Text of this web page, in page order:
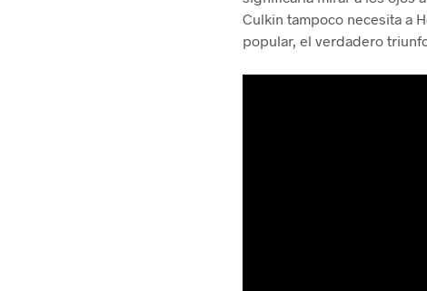
Culkin tampoco necesita a
popular, el verdadero